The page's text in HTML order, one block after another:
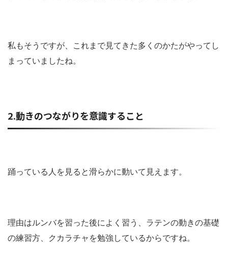
私もそうですが、これまで見てきた多くのかたがやってし
まっていましたね。
2.動きのつながりを意識すること
踊っている人を見ると滑らかに動いて見えます。
理由はルンバを習った後によく習う、ラテンの動きの基礎
の練習方、クカラチャを勉強しているからですね。